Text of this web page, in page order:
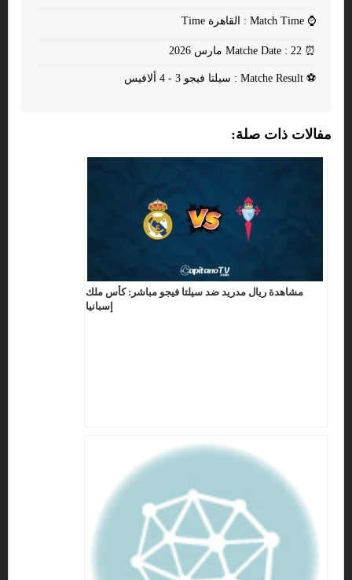
⌚
⏰
⚽
مفالات ذات صلة:
مشاهدة ريال مدريد ضد سيلتا فيجو مباشر: كأس ملك
إسبانيا